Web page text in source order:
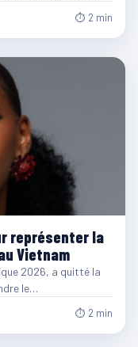
⏱ 2 min
représenter la
Vietnam
2026, a quitté la
le…
⏱ 2 min